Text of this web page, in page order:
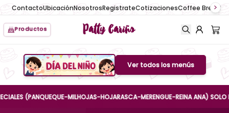
ContactoUbicaciónNosotrosRegistrateCotizacionesCoffee Break
Productos Patty Cariño
Boton de menu
Ver todos los menús
(PANQUEQUE-MILHOJAS-HOJARASCA-MERENGUE-REINA ANA) SOLO